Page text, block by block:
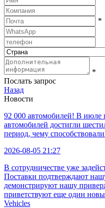
*
*
Послать запрос
Назад
Новости
92 000 автомобилей! В июле
автомобилей достигли
период, чему
2026-08-05 21:27
В сотрудничестве уже
Поставки подтверждают
демонстрируют нашу
приветствуют еще один
Vehicles